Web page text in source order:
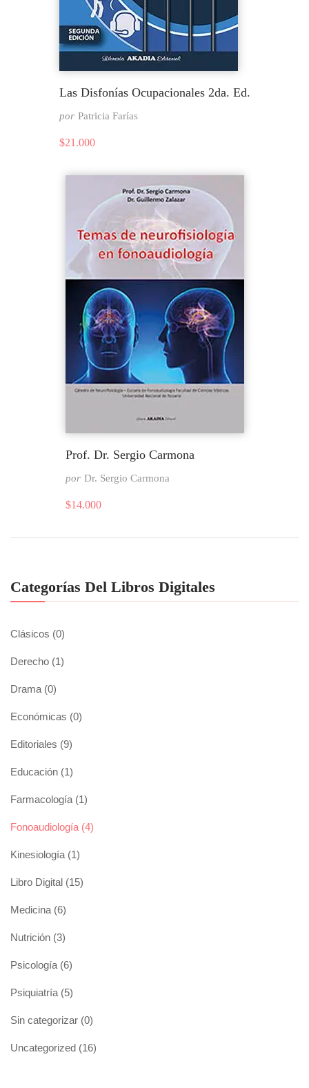
Categorías Del Libros Digitales
Clásicos (0)
Derecho (1)
Drama (0)
Económicas (0)
Editoriales (9)
Educación (1)
Farmacología (1)
Fonoaudiología (4)
Kinesiología (1)
Libro Digital (15)
Medicina (6)
Nutrición (3)
Psicología (6)
Psiquiatría (5)
Sin categorizar (0)
Uncategorized (16)
Las Disfonías Ocupacionales 2da. Ed.
por Patricia Farías
$21.000
Prof. Dr. Sergio Carmona
por Dr. Sergio Carmona
$14.000